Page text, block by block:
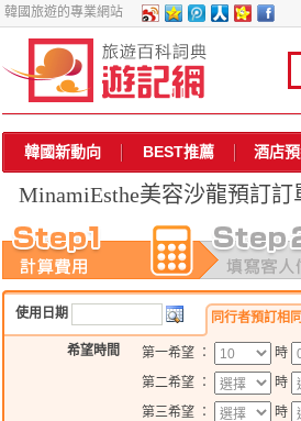
韓國旅遊的專業網站
韓國新動向 BEST推薦 酒店
MinamiEsthe美容沙龍預訂訂
使用日期 同行者預訂相
希望時間 第一希望 ： 時
第二希望 ：
時
第三希望 ：
時